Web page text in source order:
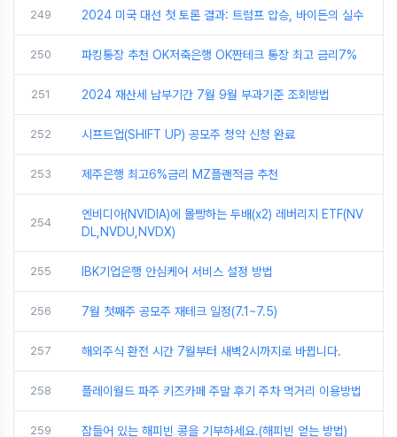
249 2024 미국 대선 첫 토론 결과: 트럼프 압승, 바이든의 실수
250 파킹통장 추천 OK저축은행 OK짠테크 통장 최고 금리7%
251 2024 재산세 납부기간 7월 9월 부과기준 조회방법
252 시프트업(SHIFT UP) 공모주 청약 신청 완료
253 제주은행 최고6%금리 MZ플랜적금 추천
254
엔비디아(NVIDIA)에 몰빵하는 두배(x2) 레버리지 ETF(NV
DL,NVDU,NVDX)
255 IBK기업은행 안심케어 서비스 설정 방법
256 7월 첫째주 공모주 재테크 일정(7.1~7.5)
257 해외주식 환전 시간 7월부터 새벽2시까지로 바뀝니다.
258 플레이월드 파주 키즈카페 주말 후기 주차 먹거리 이용방법
259 잠들어 있는 해피빈 콩을 기부하세요.(해피빈 얻는 방법)